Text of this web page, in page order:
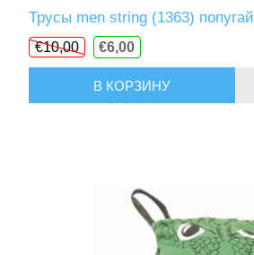
Трусы men string (1363) попугай
€10,00 €6,00
В КОРЗИНУ